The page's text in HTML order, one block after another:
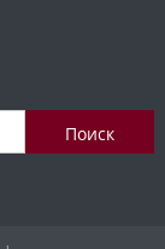
Найти: